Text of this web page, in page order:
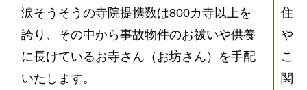
涙そうそうの寺院提携数は800カ寺以上を
誇り、その中から事故物件のお祓いや供養
に長けているお寺さん（お坊さん）を手配
いたします。
住
や
こ
関